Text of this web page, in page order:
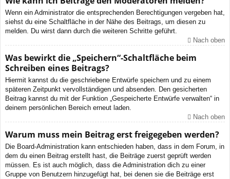
Wenn ein Administrator die entsprechenden Berechtigungen vergeben hat,
siehst du eine Schaltfläche in der Nähe des Beitrags, um diesen zu
melden. Du wirst dann durch die weiteren Schritte geführt.
Nach oben
Was bewirkt die „Speichern“-Schaltfläche beim
Schreiben eines Beitrags?
Hiermit kannst du die geschriebene Entwürfe speichern und zu einem
späteren Zeitpunkt vervollständigen und absenden. Den gesicherten
Beitrag kannst du mit der Funktion „Gespeicherte Entwürfe verwalten“ in
deinem persönlichen Bereich erneut laden.
Nach oben
Warum muss mein Beitrag erst freigegeben werden?
Die Board-Administration kann entschieden haben, dass in dem Forum, in
dem du einen Beitrag erstellt hast, die Beiträge zuerst geprüft werden
müssen. Es ist auch möglich, dass die Administration dich zu einer
Gruppe von Benutzern hinzugefügt hat, bei denen sie die Beiträge erst